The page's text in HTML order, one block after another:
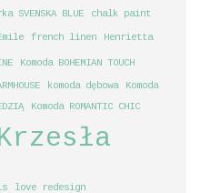
SVENSKA BLUE chalk paint
french linen Henrietta
Komoda BOHEMIAN TOUCH
komoda dębowa
Komoda
Komoda ROMANTIC CHIC
love redesign